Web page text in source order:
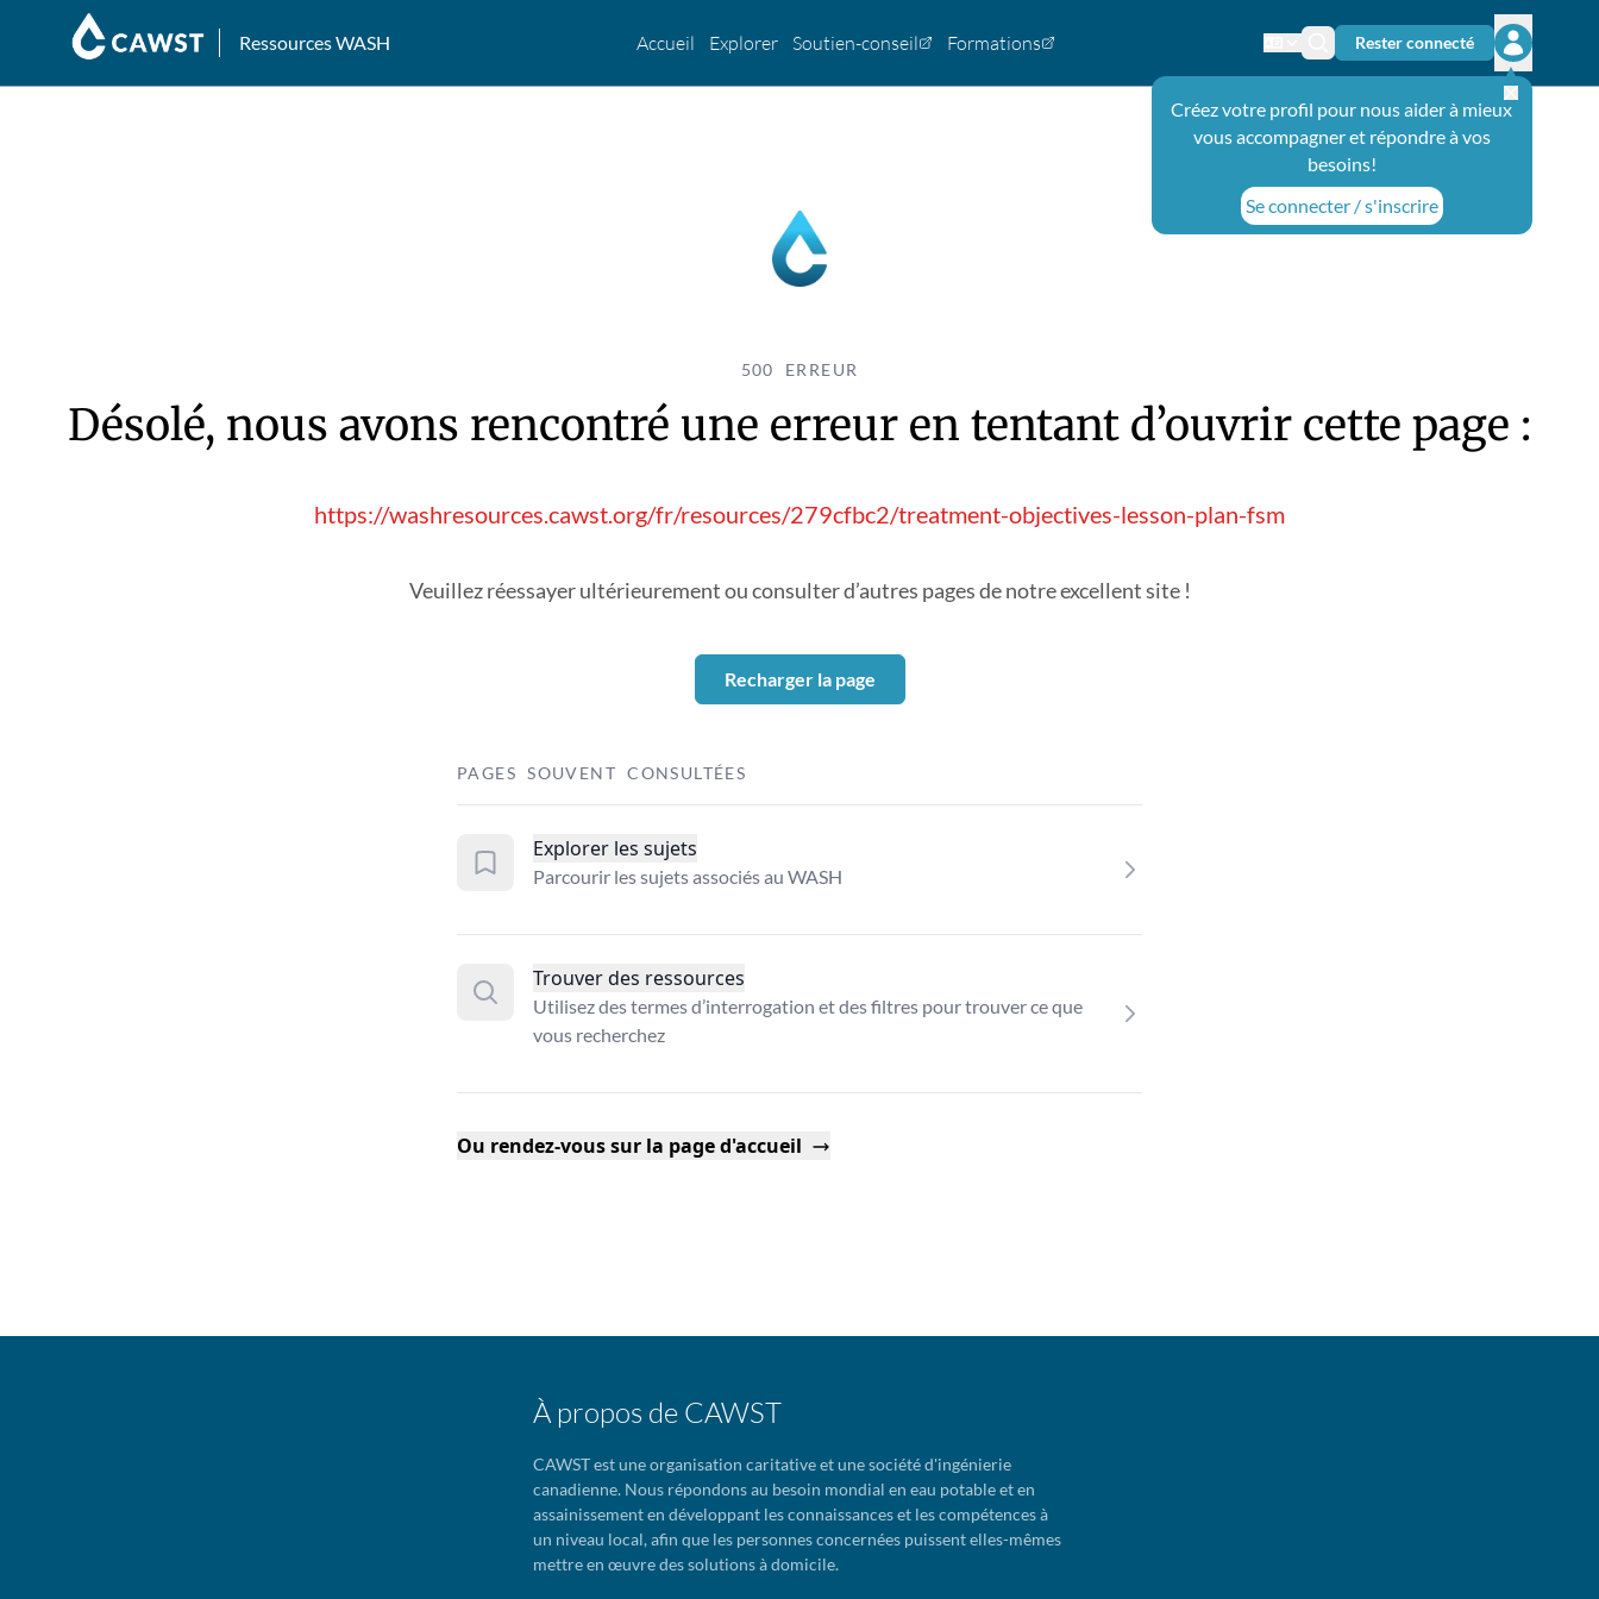
Ressources WASH Accueil Explorer Soutien-conseil Formations Changer de langue
Icône de recherche
Rester connecté
Ouvrir le
Créez votre profil pour nous aider à mieux
vous accompagner et répondre à vos
besoins!
Se connecter / s'inscrire
500 ERREUR
Désolé, nous avons rencontré une erreur en tentant d’ouvrir cette page :
https://washresources.cawst.org/fr/resources/279cfbc2/treatment-objectives-lesson-plan-fsm
Veuillez réessayer ultérieurement ou consulter d’autres pages de notre excellent site !
Recharger la page
PAGES SOUVENT CONSULTÉES
Explorer les sujets
Parcourir les sujets associés au WASH
Trouver des ressources
Utilisez des termes d’interrogation et des filtres pour trouver ce que
vous recherchez
Ou rendez-vous sur la page d'accueil
À propos de CAWST
CAWST est une organisation caritative et une société d'ingénierie
canadienne. Nous répondons au besoin mondial en eau potable et en
assainissement en développant les connaissances et les compétences à
un niveau local, afin que les personnes concernées puissent elles-mêmes
mettre en œuvre des solutions à domicile.